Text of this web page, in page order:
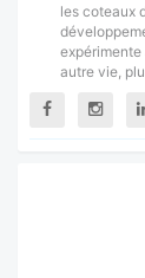
les coteaux
autre vie,